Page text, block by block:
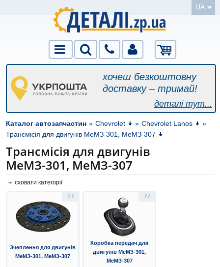
UA
хочеш безкоштовну
доставку – тримай!
деталі тут...
Каталог автозапчастин » Chevrolet » Chevrolet Lanos
»
Трансмісія для двигунів МеМЗ-301, МеМЗ-307
Трансмісія для двигунів
МеМЗ-301, МеМЗ-307
сховати категорії
27
Зчеплення для двигунів
МеМЗ-301, МеМЗ-307
77
Коробка передач для
двигунів МеМЗ-301,
МеМЗ-307